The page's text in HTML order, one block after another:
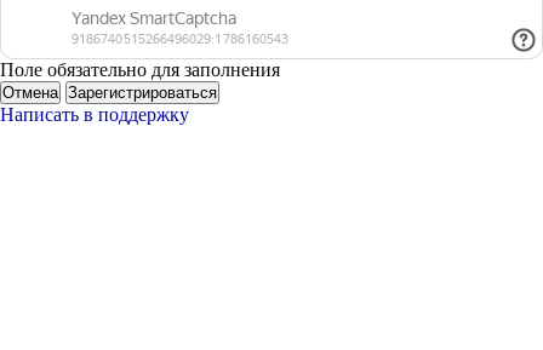
Поле обязательно для заполнения
Отмена Зарегистрироваться
Написать в поддержку